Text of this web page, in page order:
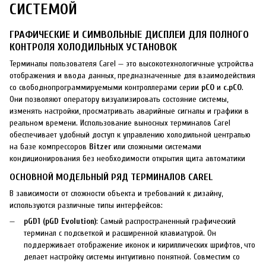
СИСТЕМОЙ
ГРАФИЧЕСКИЕ И СИМВОЛЬНЫЕ ДИСПЛЕИ ДЛЯ ПОЛНОГО
КОНТРОЛЯ ХОЛОДИЛЬНЫХ УСТАНОВОК
Терминалы пользователя Carel — это высокотехнологичные устройства
отображения и ввода данных, предназначенные для взаимодействия
со свободнопрограммируемыми контроллерами серии pCO и c.pCO.
Они позволяют оператору визуализировать состояние системы,
изменять настройки, просматривать аварийные сигналы и графики в
реальном времени. Использование выносных терминалов Carel
обеспечивает удобный доступ к управлению холодильной централью
на базе компрессоров Bitzer или сложными системами
кондиционирования без необходимости открытия щита автоматики
ОСНОВНОЙ МОДЕЛЬНЫЙ РЯД ТЕРМИНАЛОВ CAREL
В зависимости от сложности объекта и требований к дизайну,
используются различные типы интерфейсов:
pGD1 (pGD Evolution): Самый распространенный графический
терминал с подсветкой и расширенной клавиатурой. Он
поддерживает отображение иконок и кириллических шрифтов, что
делает настройку системы интуитивно понятной. Совместим со